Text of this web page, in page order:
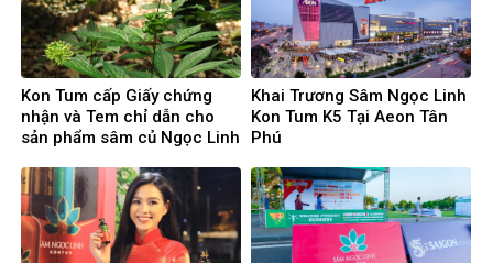
Kon Tum cấp Giấy chứng
nhận và Tem chỉ dẫn cho
sản phẩm sâm củ Ngọc Linh
Khai Trương Sâm Ngọc Linh
Kon Tum K5 Tại Aeon Tân
Phú